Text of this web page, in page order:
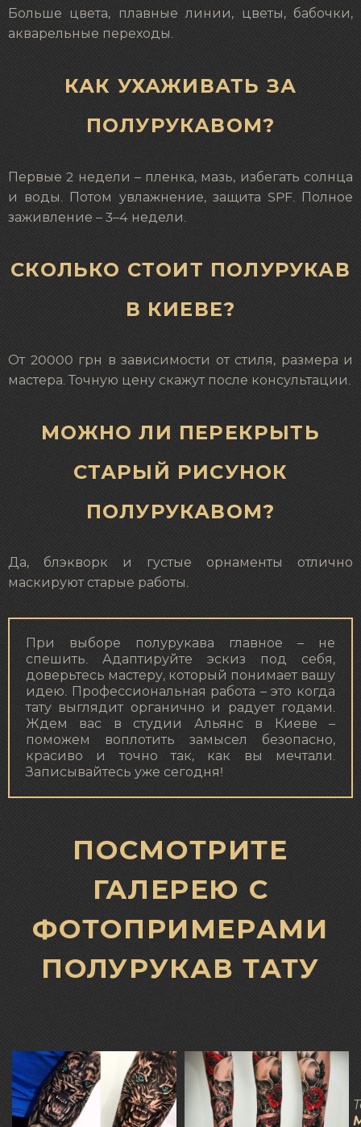
Больше цвета, плавные линии, цветы, бабочки,
акварельные переходы.
КАК УХАЖИВАТЬ ЗА
ПОЛУРУКАВОМ?
Первые 2 недели – пленка, мазь, избегать солнца
и воды. Потом увлажнение, защита SPF. Полное
заживление – 3–4 недели.
СКОЛЬКО СТОИТ ПОЛУРУКАВ
В КИЕВЕ?
От 20000 грн в зависимости от стиля, размера и
мастера. Точную цену скажут после консультации.
МОЖНО ЛИ ПЕРЕКРЫТЬ
СТАРЫЙ РИСУНОК
ПОЛУРУКАВОМ?
Да, блэкворк и густые орнаменты отлично
маскируют старые работы.
При выборе полурукава главное – не
спешить. Адаптируйте эскиз под себя,
доверьтесь мастеру, который понимает вашу
идею. Профессиональная работа – это когда
тату выглядит органично и радует годами.
Ждем вас в студии Альянс в Киеве –
поможем воплотить замысел безопасно,
красиво и точно так, как вы мечтали.
Записывайтесь уже сегодня!
ПОСМОТРИТЕ
ГАЛЕРЕЮ С
ФОТОПРИМЕРАМИ
ПОЛУРУКАВ ТАТУ